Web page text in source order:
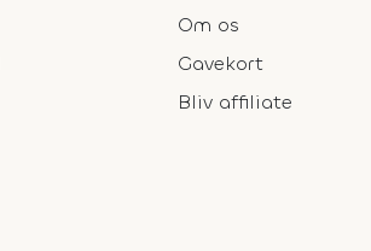
Om os
Gavekort
Bliv affiliate